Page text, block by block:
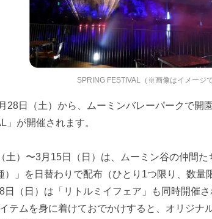
SPRING FESTIVAL（※画像はイメージで
28日（土）から、ムーミンバレーパークで開
」が開催されます。
土）〜3月15日（日）は、ムーミン谷の仲間
）」を日替わりで配布（ひとり1つ限り、数
8日（日）は「リトルミイフェア」も同時開催
テムを身に着けておでかけすると、オリジナ